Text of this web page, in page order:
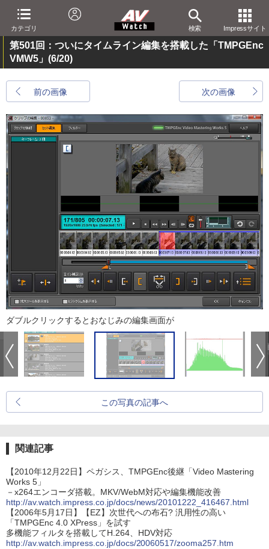
カテゴリ 検索 Impressサイト
第501回：ついにタイムライン編集を搭載した「TMPGEnc
VMW5」 (6/20)
前の画像 次の画像
ダブルクリックするとおなじみの編集画面が
この写真の記事へ
関連記事
【2010年12月22日】ペガシス、TMPGEnc後継「Video Mastering
Works 5」
－x264エンコーダ搭載。MKV/WebM対応や編集機能改善
http://av.watch.impress.co.jp/docs/news/20101222_416467.html
【2006年5月17日】【EZ】次世代への布石? 汎用性の高い
「TMPGEnc 4.0 XPress」を試す
多機能フィルタを搭載してH.264、HDV対応
http://av.watch.impress.co.jp/docs/20060517/zooma257.htm